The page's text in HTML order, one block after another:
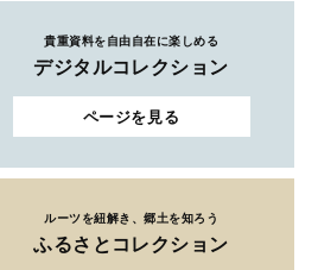
貴重資料を自由自在に楽しめる
デジタルコレクション
ページを見る
ルーツを紐解き、郷土を知ろう
ふるさとコレクション